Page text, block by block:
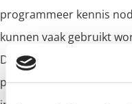
programmeer kennis
kunnen vaak gebruikt
Dankzij cobots wordt
preciezer. In